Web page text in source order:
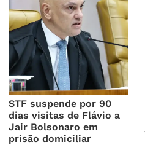
STF suspende por 90
dias visitas de Flávio a
Jair Bolsonaro em
prisão domiciliar